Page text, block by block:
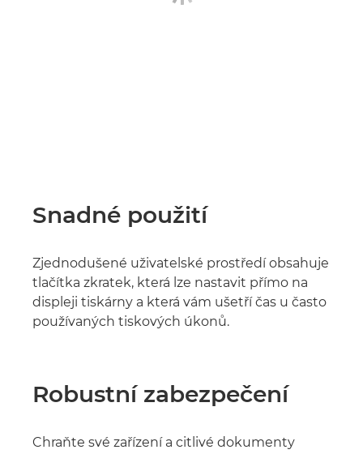
Snadné použití
Zjednodušené uživatelské prostředí obsahuje
tlačítka zkratek, která lze nastavit přímo na
displeji tiskárny a která vám ušetří čas u často
používaných tiskových úkonů.
Robustní zabezpečení
Chraňte své zařízení a citlivé dokumenty